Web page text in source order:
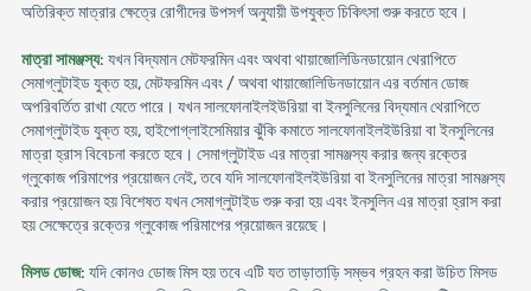
অতিরিক্ত মাত্রার ক্ষেত্রে রোগীদের উপসর্গ অনুযায়ী উপযুক্ত চিকিৎসা শুরু করতে হবে।
মাত্রা সামঞ্জস্য: যখন বিদ্যমান মেটফরমিন এবং অথবা থায়াজোলিডিনডায়োন থেরাপিতে
সেমাগ্লুটাইড যুক্ত হয়, মেটফরমিন এবং / অথবা থায়াজোলিডিনডায়োন এর বর্তমান ডোজ
অপরিবর্তিত রাখা যেতে পারে। যখন সালফোনাইলইউরিয়া বা ইনসুলিনের বিদ্যমান থেরাপিতে
সেমাগ্লুটাইড যুক্ত হয়, হাইপোগ্লাইসেমিয়ার ঝুঁকি কমাতে সালফোনাইলইউরিয়া বা ইনসুলিনের
মাত্রা হ্রাস বিবেচনা করতে হবে। সেমাগ্লুটাইড এর মাত্রা সামঞ্জস্য করার জন্য রক্তের
গ্লুকোজ পরিমাপের প্রয়োজন নেই, তবে যদি সালফোনাইলইউরিয়া বা ইনসুলিনের মাত্রা সামঞ্জস্য
করার প্রয়োজন হয় বিশেষত যখন সেমাগ্লুটাইড শুরু করা হয় এবং ইনসুলিন এর মাত্রা হ্রাস করা
হয় সেক্ষেত্রে রক্তের গ্লুকোজ পরিমাপের প্রয়োজন রয়েছে।
মিসড ডোজ: যদি কোনও ডোজ মিস হয় তবে এটি যত তাড়াতাড়ি সম্ভব গ্রহন করা উচিত মিসড